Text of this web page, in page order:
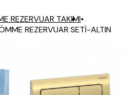
REZERVUAR TAKIMI•
REZERVUAR SETİ-ALTIN